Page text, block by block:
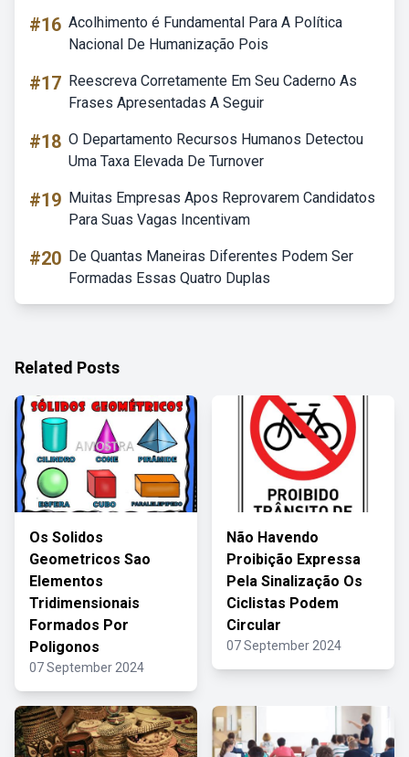
#16 Acolhimento é Fundamental Para A Política
Nacional De Humanização Pois
#17 Reescreva Corretamente Em Seu Caderno As
Frases Apresentadas A Seguir
#18 O Departamento Recursos Humanos Detectou
Uma Taxa Elevada De Turnover
#19 Muitas Empresas Apos Reprovarem Candidatos
Para Suas Vagas Incentivam
#20 De Quantas Maneiras Diferentes Podem Ser
Formadas Essas Quatro Duplas
Related Posts
Os Solidos
Geometricos Sao
Elementos
Tridimensionais
Formados Por
Poligonos
07 September 2024
Não Havendo
Proibição Expressa
Pela Sinalização Os
Ciclistas Podem
Circular
07 September 2024